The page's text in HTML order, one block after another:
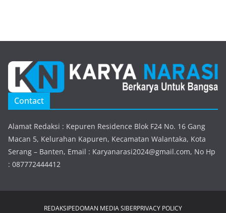
Contact
Alamat Redaksi : Kepuren Residence Blok F24 No. 16 Gang
Macan 5, Kelurahan Kapuren, Kecamatan Walantaka, Kota
Serang – Banten, Email : Karyanarasi2024@gmail.com, No Hp
: 087772444412
REDAKSIPEDOMAN MEDIA SIBERPRIVACY POLICY